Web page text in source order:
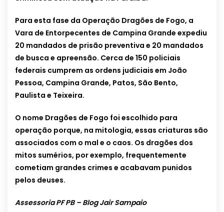
Para esta fase da Operação Dragões de Fogo, a
Vara de Entorpecentes de Campina Grande expediu
20 mandados de prisão preventiva e 20 mandados
de busca e apreensão. Cerca de 150 policiais
federais cumprem as ordens judiciais em João
Pessoa, Campina Grande, Patos, São Bento,
Paulista e Teixeira.
O nome Dragões de Fogo foi escolhido para
operação porque, na mitologia, essas criaturas são
associados com o mal e o caos. Os dragões dos
mitos sumérios, por exemplo, frequentemente
cometiam grandes crimes e acabavam punidos
pelos deuses.
Assessoria PF PB – Blog Jair Sampaio